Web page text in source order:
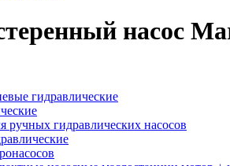
насос
гидравлические
ручных гидравлических насосов